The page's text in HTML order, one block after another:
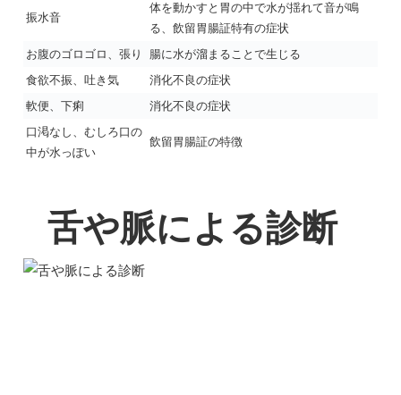
振水音
体を動かすと胃の中で水が揺れて音が鳴
る、飲留胃腸証特有の症状
お腹のゴロゴロ、張り
腸に水が溜まることで生じる
食欲不振、吐き気
消化不良の症状
軟便、下痢
消化不良の症状
口渇なし、むしろ口の
中が水っぽい
飲留胃腸証の特徴
舌や脈による診断